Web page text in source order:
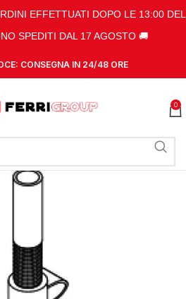
EFFETTUATI DOPO LE 13:00 DEL
SPEDITI DAL 17 AGOSTO 🚚
CONSEGNA IN 24/48 ORE
0